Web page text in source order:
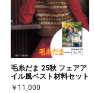
毛糸だま 25秋 フェアア
イル風ベスト材料セット
￥11,000